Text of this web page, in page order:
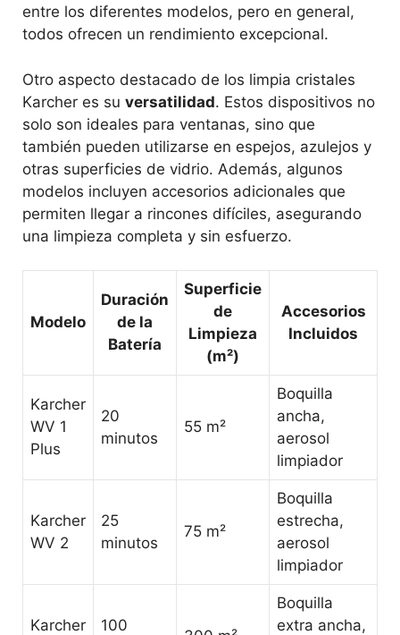
entre los diferentes modelos, pero en general,
todos ofrecen un rendimiento excepcional.
Otro aspecto destacado de los limpia cristales
Karcher es su versatilidad. Estos dispositivos no
solo son ideales para ventanas, sino que
también pueden utilizarse en espejos, azulejos y
otras superficies de vidrio. Además, algunos
modelos incluyen accesorios adicionales que
permiten llegar a rincones difíciles, asegurando
una limpieza completa y sin esfuerzo.
Modelo
Duración
de la
Batería
Superficie
de
Limpieza
(m²)
Accesorios
Incluidos
Karcher
WV 1
Plus
20
minutos
55 m²
Boquilla
ancha,
aerosol
limpiador
Karcher
WV 2
25
minutos
75 m²
Boquilla
estrecha,
aerosol
limpiador
Karcher
100
Boquilla
extra ancha,